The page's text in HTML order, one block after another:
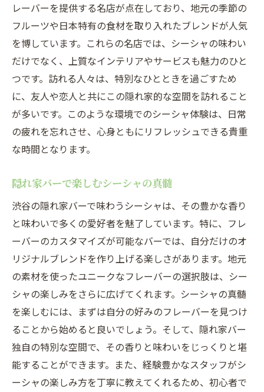
レーバーを提供する名店が点在しており、地元の季節の
フルーツや日本特有の食材を取り入れたブレンドが人気
を博しています。これらの名店では、シーシャの味わい
だけでなく、上質なインテリアやサービスも魅力のひと
つです。訪れる人々は、特別なひとときを過ごすため
に、友人や恋人と共にこの隠れ家的な空間を訪れること
が多いです。このような環境でのシーシャ体験は、日常
の疲れを忘れさせ、心身ともにリフレッシュできる貴重
な時間となります。
隠れ家バーで楽しむシーシャの真髄
渋谷の隠れ家バーで味わうシーシャは、その豊かな香り
と味わいで多くの愛好者を魅了しています。特に、フレ
ーバーのカスタマイズが可能なバーでは、自分だけのオ
リジナルブレンドを作り上げる楽しさがあります。地元
の素材を使ったユニークなフレーバーの選択肢は、シー
シャの楽しみをさらに広げてくれます。シーシャの真髄
を楽しむには、まずは自分の好みのフレーバーを見つけ
ることから始めると良いでしょう。そして、隠れ家バー
独自の特別な空間で、その香りと味わいをじっくりと堪
能することができます。また、経験豊かなスタッフがシ
ーシャの楽しみ方を丁寧に教えてくれるため、初心者で